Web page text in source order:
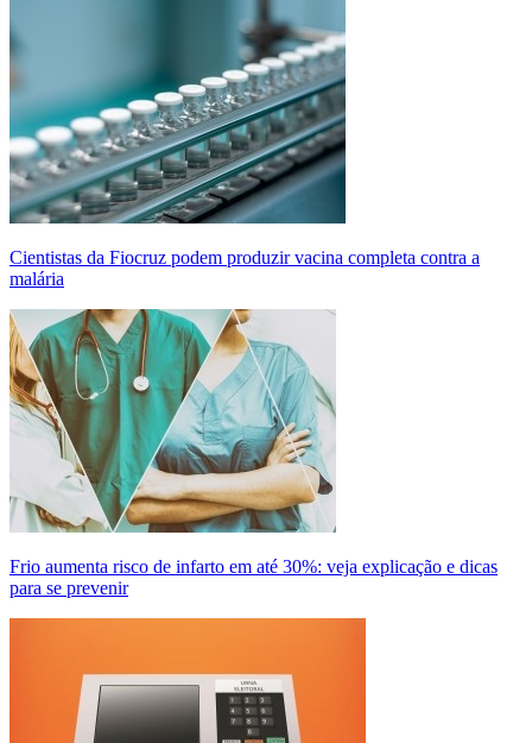
Cientistas da Fiocruz podem produzir vacina completa contra a
malária
Frio aumenta risco de infarto em até 30%: veja explicação e dicas
para se prevenir